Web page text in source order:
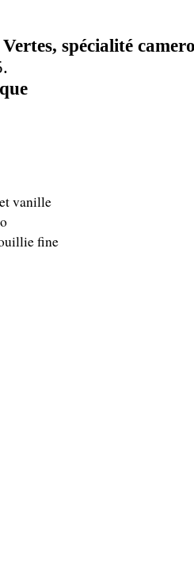
spécialité
vanille
fine